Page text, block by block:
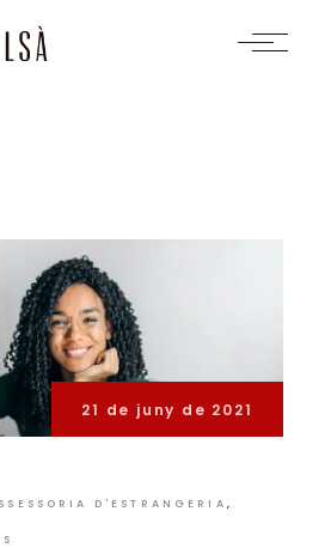
21 de juny de 2021
D'ESTRANGERIA